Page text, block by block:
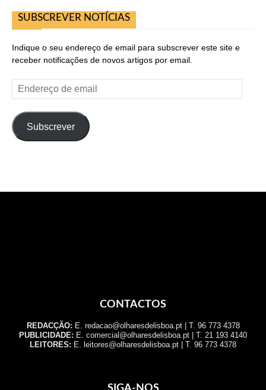
SUBSCREVER NOTÍCIAS
Indique o seu endereço de email para subscrever este site e
receber notificações de novos artigos por email.
Endereço
de
email
Subscrever
CONTACTOS
REDACÇÃO: E. redacao@olharesdelisboa.pt | T. 96 773 4378
PUBLICIDADE: E. comercial@olharesdelisboa.pt | T. 21 193 4140
LEITORES: E. leitores@olharesdelisboa.pt | T. 96 773 4378